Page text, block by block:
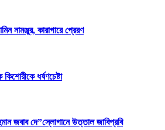
নামঞ্জুর, কারাগারে প্রেরণ
ধর্ষণচেষ্টা
জবাব দে”স্লোগানে উত্তাল জাবিপ্রবি